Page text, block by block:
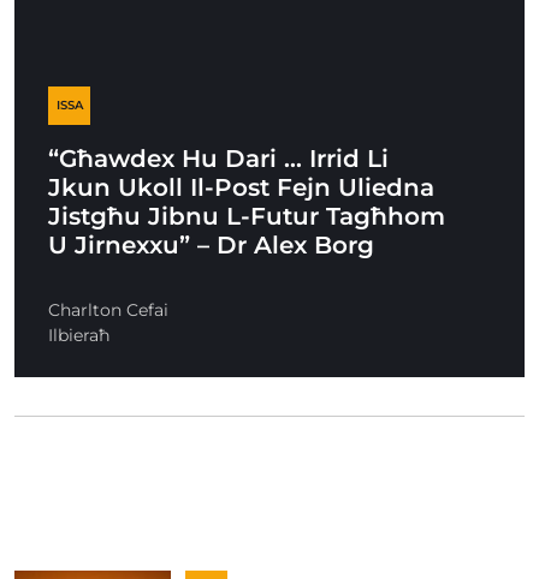
ISSA
“Għawdex Hu Dari … Irrid Li
Jkun Ukoll Il-Post Fejn Uliedna
Jistgħu Jibnu L-Futur Tagħhom
U Jirnexxu” – Dr Alex Borg
Charlton Cefai
Ilbieraħ